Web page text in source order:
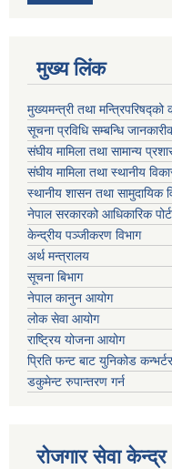
मुख्य लिंक
मुख्यमन्त्री तथा
सूचना प्रविधि सम्बन्धि
संघीय मामिला तथा सामान्य
संघीय मामिला तथा स्थानीय
स्थानीय शासन तथा सामुदायिक
नेपाल सरकारको आधिकारिक
केन्द्रीय पञ्जीकरण विभाग
अर्थ मन्त्रालय
सूचना बिभाग
नेपाल कानुन आयोग
लोक सेवा आयोग
राष्ट्रिय योजना आयोग
प्रिति फन्ट बाट युनिकोड कन्भर्टर
डकुमेन्ट रुपान्तरण गर्न
रोजगार सेवा केन्द्र